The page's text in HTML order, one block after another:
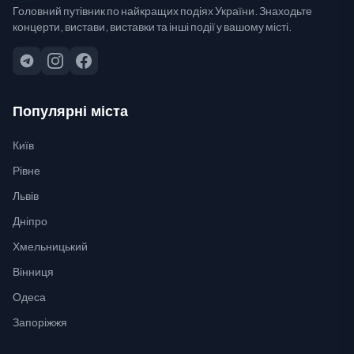
Головний путівник по найкращих подіях України. Знаходьте
концерти, вистави, виставки та інші події у вашому місті.
Популярні міста
Київ
Рівне
Львів
Дніпро
Хмельницький
Вінниця
Одеса
Запоріжжя